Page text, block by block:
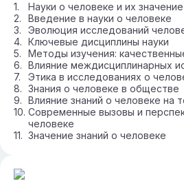
Науки о человеке и их значение
Введение в науки о человеке
Эволюция исследований
Ключевые дисциплины науки
Методы изучения:
Влияние междисциплинарных
Этика в исследованиях о
Знания о человеке в обществе
Влияние знаний о человеке на
Современные вызовы и
человеке
Значение знаний о человеке